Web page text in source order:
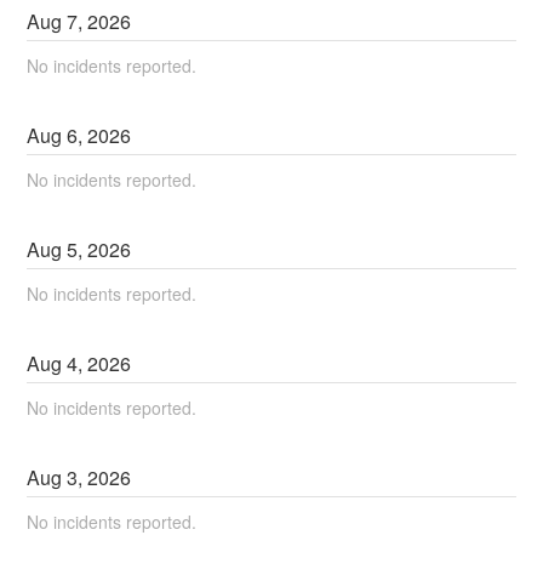
Aug7,2026
No incidents reported.
Aug6,2026
No incidents reported.
Aug5,2026
No incidents reported.
Aug4,2026
No incidents reported.
Aug3,2026
No incidents reported.